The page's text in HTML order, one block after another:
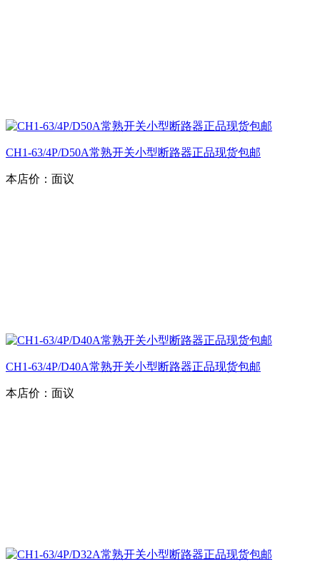
CH1-63/4P/D50A常熟开关小型断路器正品现货包邮
本店价： 面议
CH1-63/4P/D40A常熟开关小型断路器正品现货包邮
本店价： 面议